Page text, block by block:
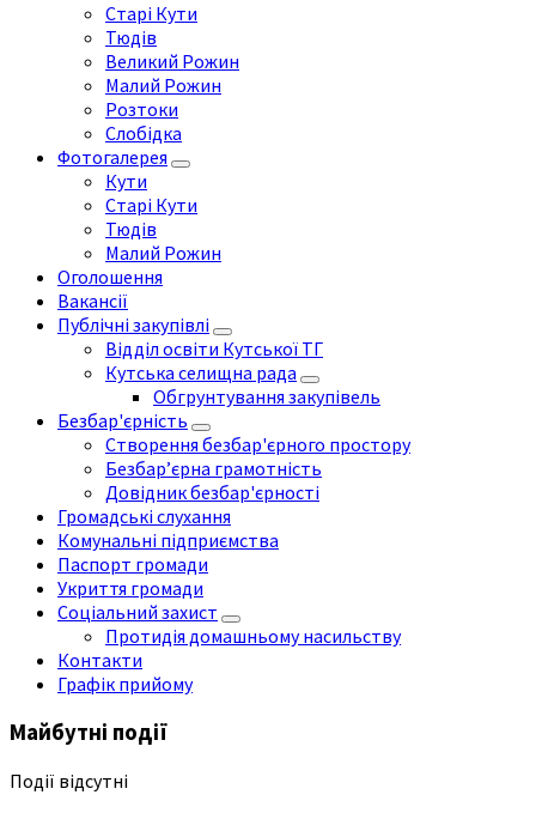
Старі Кути
Тюдів
Великий Рожин
Малий Рожин
Розтоки
Слобідка
Фотогалерея
Кути
Старі Кути
Тюдів
Малий Рожин
Оголошення
Вакансії
Публічні закупівлі
Відділ освіти Кутської ТГ
Кутська селищна рада
Обгрунтування закупівель
Безбар'єрність
Створення безбар'єрного простору
Безбар’єрна грамотність
Довідник безбар'єрності
Громадські слухання
Комунальні підприємства
Паспорт громади
Укриття громади
Соціальний захист
Протидія домашньому насильству
Контакти
Графік прийому
Майбутні події
Події відсутні